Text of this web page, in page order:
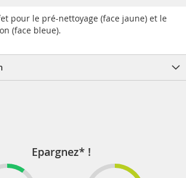
pour le pré-nettoyage (face jaune) et le
(face bleue).
Epargnez* !